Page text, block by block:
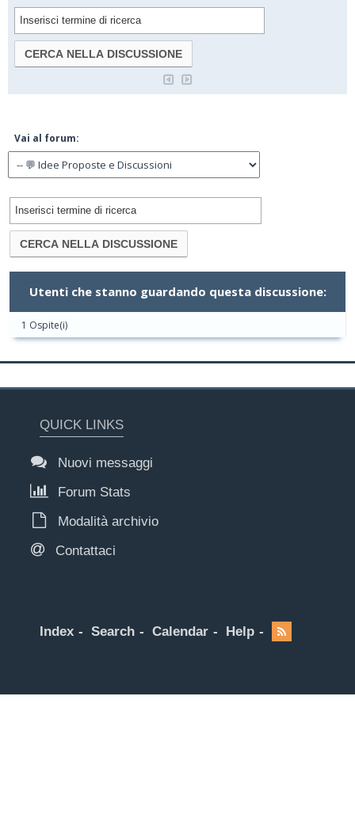
Vai al forum:
Utenti che stanno guardando questa discussione:
1 Ospite(i)
QUICK LINKS
Nuovi messaggi
Forum Stats
Modalità archivio
Contattaci
Index Search Calendar Help